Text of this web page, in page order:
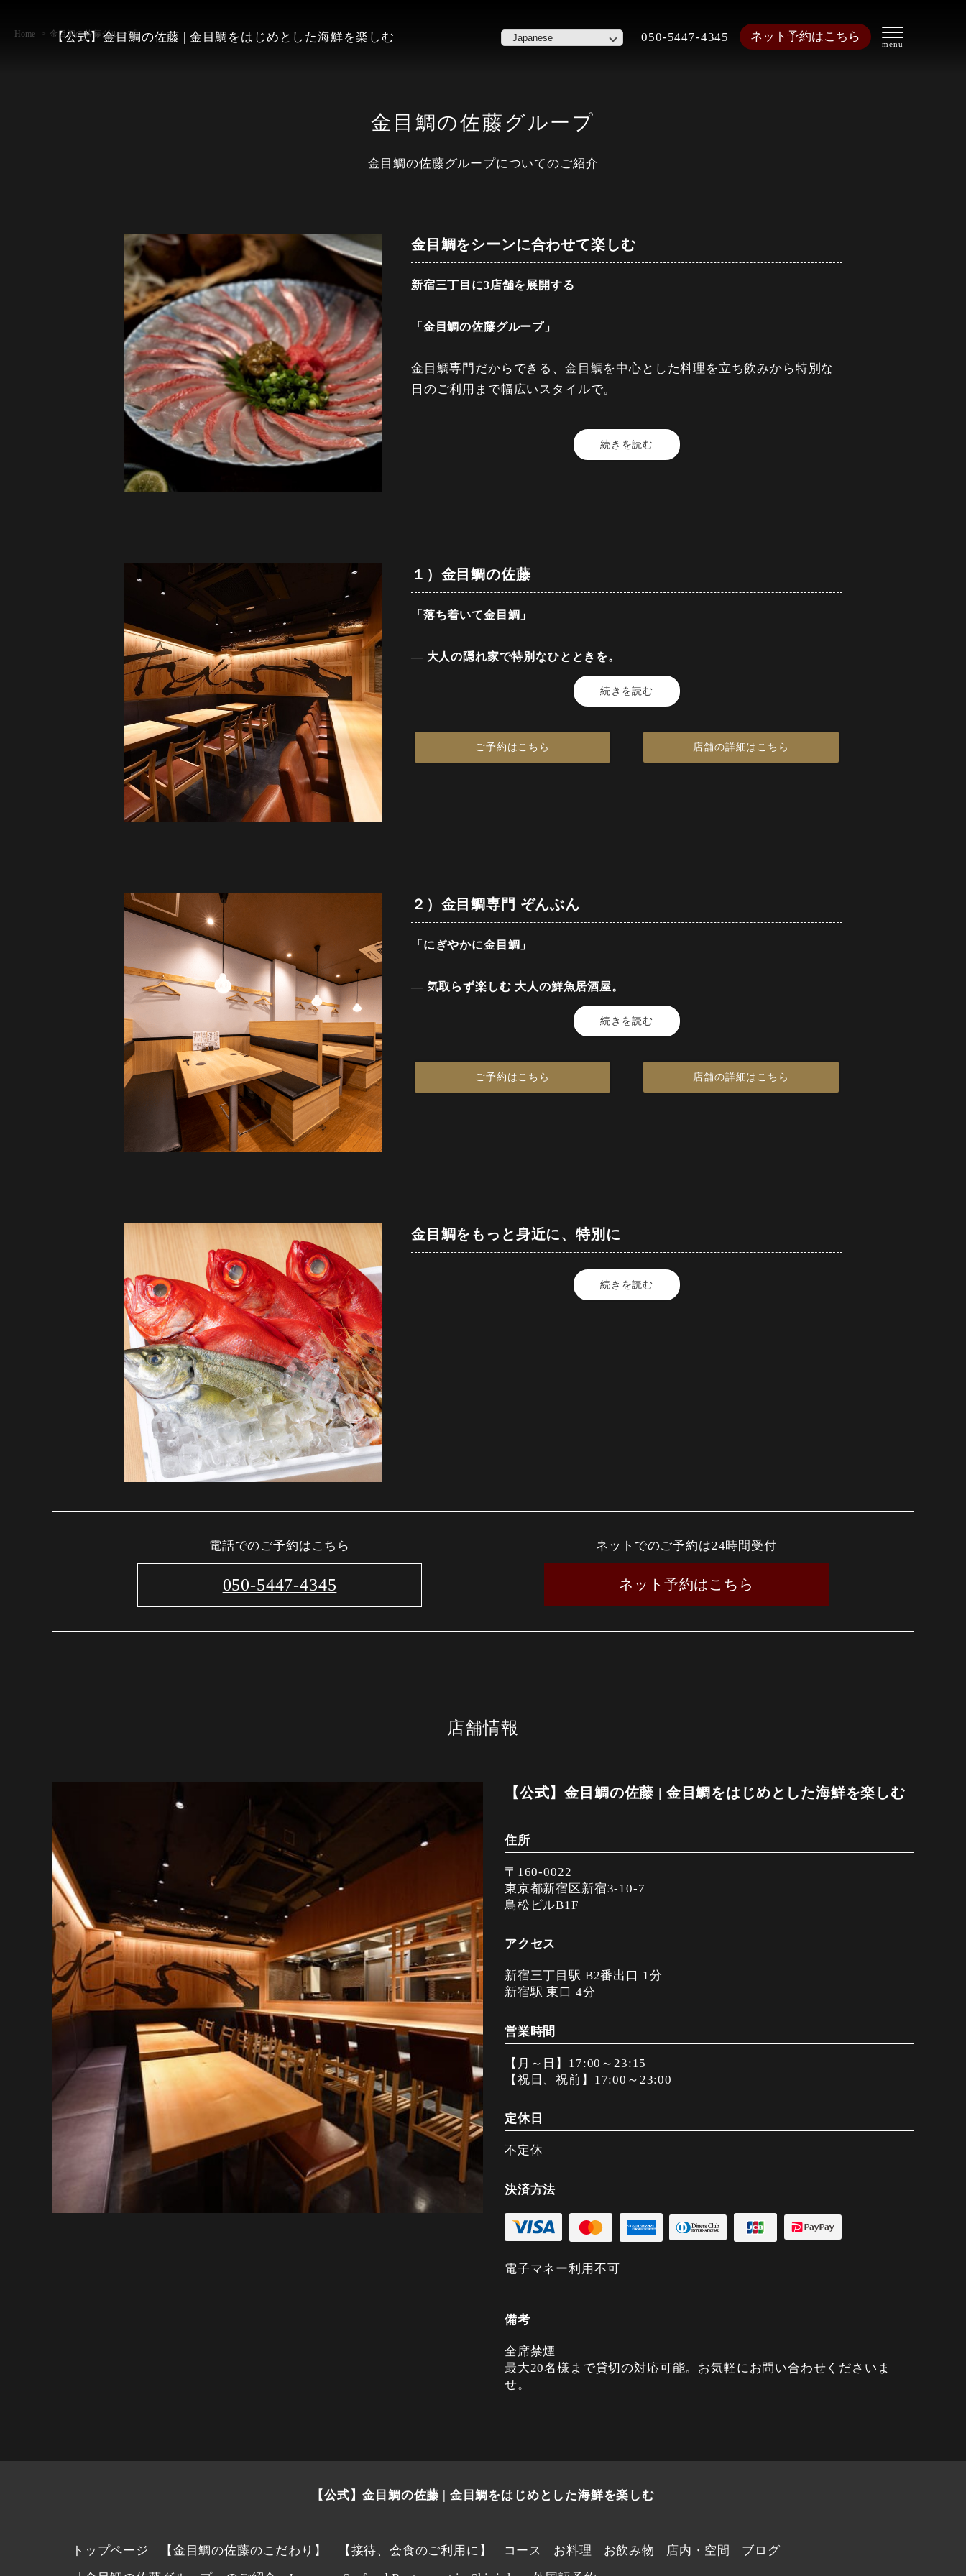
【公式】金目鯛の佐藤 | 金目鯛をはじめとした海鮮を楽しむ 050-5447-4345 ネット予約はこちら
Home 金目鯛の佐藤グループ
金目鯛の佐藤グループ
金目鯛の佐藤グループについてのご紹介
金目鯛をシーンに合わせて楽しむ
新宿三丁目に3店舗を展開する
「金目鯛の佐藤グループ」
金目鯛専門だからできる、金目鯛を中心とした料理を立ち飲みから特別な
日のご利用まで幅広いスタイルで。
続きを読む
豊洲市場から毎朝直送される新鮮な金目鯛を職人が丁寧に仕込み、一皿一
１）金目鯛の佐藤
「落ち着いて金目鯛」
— 大人の隠れ家で特別なひとときを。
続きを読む
静かに流れる時間の中で、こだわりの金目鯛とともに過ごす贅沢。
「金目鯛の佐藤」は、接待や会食、デートディナーなど。特別な日ふさわ
しい、洗練された空間を備えております。
落ち着いた和の空間で。
上質な時間を求める方々に、心を尽くしたおもてなしと共に、特別なひと
ご予約はこちら 店舗の詳細はこちら
２）金目鯛専門 ぞんぶん
「にぎやかに金目鯛」
— 気取らず楽しむ 大人の鮮魚居酒屋。
続きを読む
木の温もりを感じるカジュアルな空間で、金目鯛の魅力をぞんぶんに味わ
「金目鯛専門 ぞんぶん」は、その名の通り金目鯛を専門とする鮮魚居酒
厳選された日本各地の銘酒を豊富に取り揃え、
料理とのペアリングを気取らずに楽しめるのも魅力。
活気ある雰囲気の中、金目鯛の奥深い味わいを是非ご堪能ください。
ご予約はこちら 店舗の詳細はこちら
金目鯛をもっと身近に、特別に
続きを読む
金目鯛の魅力を多彩なスタイルで楽しめる
電話でのご予約はこちら
050-5447-4345
ネットでのご予約は24時間受付
ネット予約はこちら
店舗情報
【公式】金目鯛の佐藤 | 金目鯛をはじめとした海鮮を楽しむ
住所
〒160-0022
東京都新宿区新宿3-10-7
鳥松ビルB1F
アクセス
新宿三丁目駅 B2番出口 1分
新宿駅 東口 4分
営業時間
【月～日】17:00～23:15
【祝日、祝前】17:00～23:00
定休日
不定休
決済方法
電子マネー利用不可
備考
全席禁煙
最大20名様まで貸切の対応可能。お気軽にお問い合わせくださいま
せ。
【公式】金目鯛の佐藤 | 金目鯛をはじめとした海鮮を楽しむ
トップページ 【金目鯛の佐藤のこだわり】 【接待、会食のご利用に】 コース お料理 お飲み物 店内・空間
ブログ